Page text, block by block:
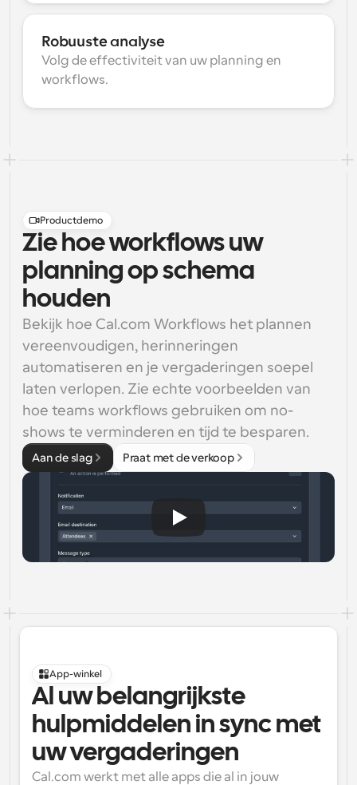
Robuuste analyse
Volg de effectiviteit van uw planning en
workflows.
Productdemo
Zie hoe workflows uw
planning op schema
houden
Bekijk hoe Cal.com Workflows het plannen
vereenvoudigen, herinneringen
automatiseren en je vergaderingen soepel
laten verlopen. Zie echte voorbeelden van
hoe teams workflows gebruiken om no-
shows te verminderen en tijd te besparen.
Aan de slag Praat met de verkoop
App-winkel
Al uw belangrijkste
hulpmiddelen in sync met
uw vergaderingen
Cal.com werkt met alle apps die al in jouw